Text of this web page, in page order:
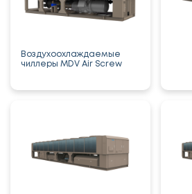
Воздухоохлаждаемые
чиллеры MDV Air Screw